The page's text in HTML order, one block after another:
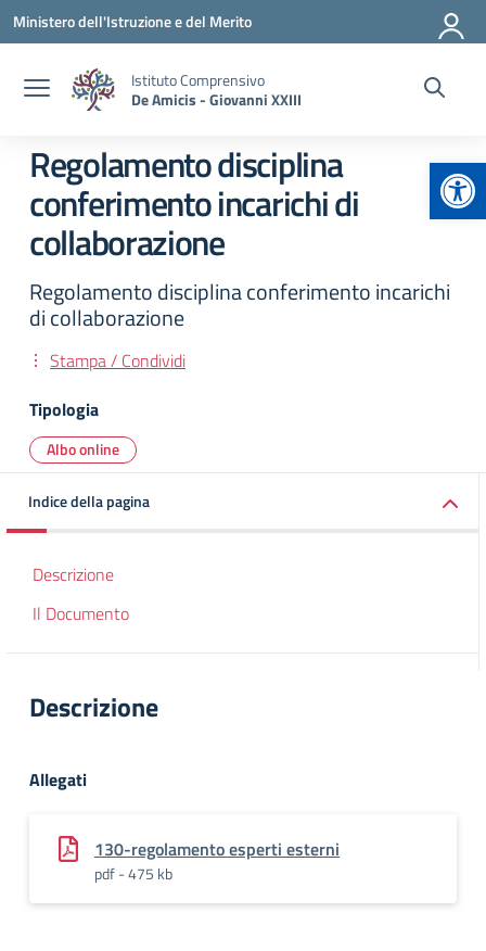
Vai ai contenuti
Vai al menu di navigazione
Vai al footer
Ministero dell'Istruzione e del Merito
Istituto Comprensivo
De Amicis - Giovanni XXIII
Regolamento disciplina
conferimento incarichi di
collaborazione
Regolamento disciplina conferimento incarichi
di collaborazione
Stampa / Condividi
Tipologia
Albo online
Indice della pagina
Descrizione
Il Documento
Descrizione
Allegati
130-regolamento esperti esterni
pdf - 475 kb